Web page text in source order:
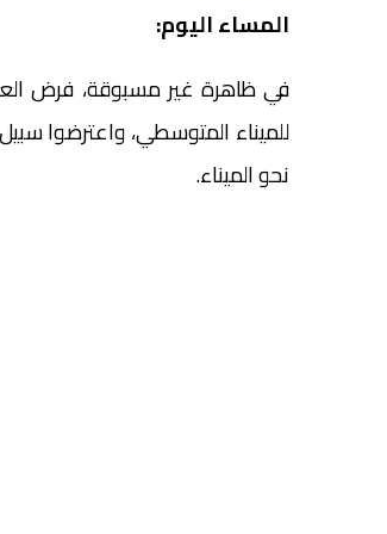
المساء اليوم:
في ظاهرة غير مسبوقة، فرض
للميناء المتوسطي، واعترضوا
نحو الميناء.